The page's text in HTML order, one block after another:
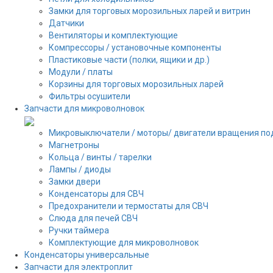
Замки для торговых морозильных ларей и витрин
Датчики
Вентиляторы и комплектующие
Компрессоры / установочные компоненты
Пластиковые части (полки, ящики и др.)
Модули / платы
Корзины для торговых морозильных ларей
Фильтры осушители
Запчасти для микроволновок
Микровыключатели / моторы/ двигатели вращения
Магнетроны
Кольца / винты / тарелки
Лампы / диоды
Замки двери
Конденсаторы для СВЧ
Предохранители и термостаты для СВЧ
Слюда для печей СВЧ
Ручки таймера
Комплектующие для микроволновок
Конденсаторы универсальные
Запчасти для электроплит